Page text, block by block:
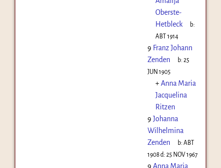
Oberste-
Hetbleck
b:
ABT 1914
9 Franz Johann
Zenden
b:25
JUN 1905
+Anna Maria
Jacquelina
Ritzen
9 Johanna
Wilhelmina
Zenden
b:ABT
1908d: 25 NOV 1967
9 Anna Maria